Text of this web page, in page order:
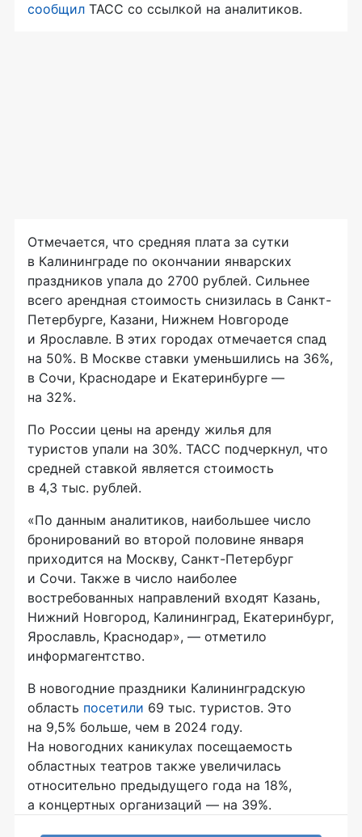
сообщил ТАСС со ссылкой на аналитиков.
Отмечается, что средняя плата за сутки
в Калининграде по окончании январских
праздников упала до 2700 рублей. Сильнее
всего арендная стоимость снизилась в Санкт-
Петербурге, Казани, Нижнем Новгороде
и Ярославле. В этих городах отмечается спад
на 50%. В Москве ставки уменьшились на 36%,
в Сочи, Краснодаре и Екатеринбурге —
на 32%.
По России цены на аренду жилья для
туристов упали на 30%. ТАСС подчеркнул, что
средней ставкой является стоимость
в 4,3 тыс. рублей.
«По данным аналитиков, наибольшее число
бронирований во второй половине января
приходится на Москву, Санкт-Петербург
и Сочи. Также в число наиболее
востребованных направлений входят Казань,
Нижний Новгород, Калининград, Екатеринбург,
Ярославль, Краснодар», — отметило
информагентство.
В новогодние праздники Калининградскую
область посетили 69 тыс. туристов. Это
на 9,5% больше, чем в 2024 году.
На новогодних каникулах посещаемость
областных театров также увеличилась
относительно предыдущего года на 18%,
а концертных организаций — на 39%.